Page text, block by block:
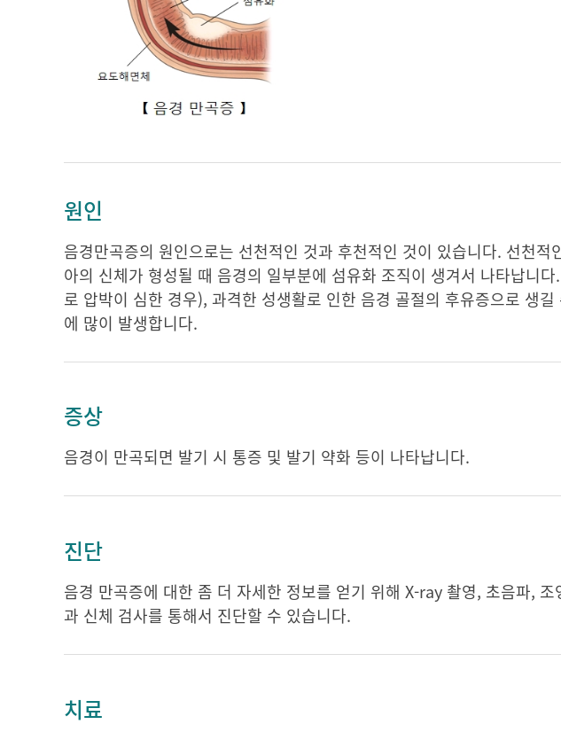
원인
음경만곡증의 원인으로는 선천적인 것과 후천적인 것이 있습니다. 선천
아의 신체가 형성될 때 음경의 일부분에 섬유화 조직이 생겨서 나타납니
로 압박이 심한 경우), 과격한 성생활로 인한 음경 골절의 후유증으로 생
에 많이 발생합니다.
증상
음경이 만곡되면 발기 시 통증 및 발기 약화 등이 나타납니다.
진단
음경 만곡증에 대한 좀 더 자세한 정보를 얻기 위해 X-ray 촬영, 초음파,
과 신체 검사를 통해서 진단할 수 있습니다.
치료